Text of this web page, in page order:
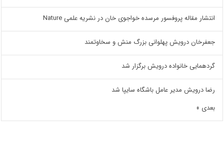
انتشار مقاله پروفسور مرسده خواجوی خان در نشریه علمی Nature
جعفرخان درویش پهلوانی بزرگ منش و سخاوتمند
گردهمایی خانواده درویش برگزار شد
رضا درویش مدیر عامل باشگاه سایپا شد
بعدی »